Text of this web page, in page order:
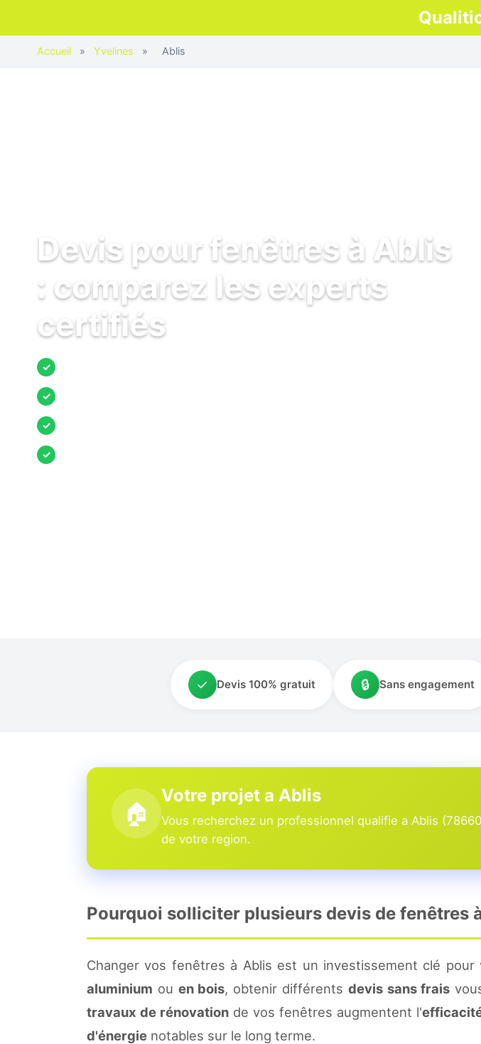
Accueil » Yvelines » Ablis
Devis pour fenêtres à Ablis
: comparez les experts
certifiés
✓
✓
✓
✓
✓ Devis 100% gratuit 🔒 Sans engagement
🏠
Votre projet a Ablis
Vous recherchez un professionnel qualifie a Ablis
de votre region.
Pourquoi solliciter plusieurs devis de fenêtres
Changer vos fenêtres à Ablis est un investissement clé
aluminium ou en bois, obtenir différents devis sans frais
travaux de rénovationde vos fenêtres augmentent l'
d'énergie notables sur le long terme.